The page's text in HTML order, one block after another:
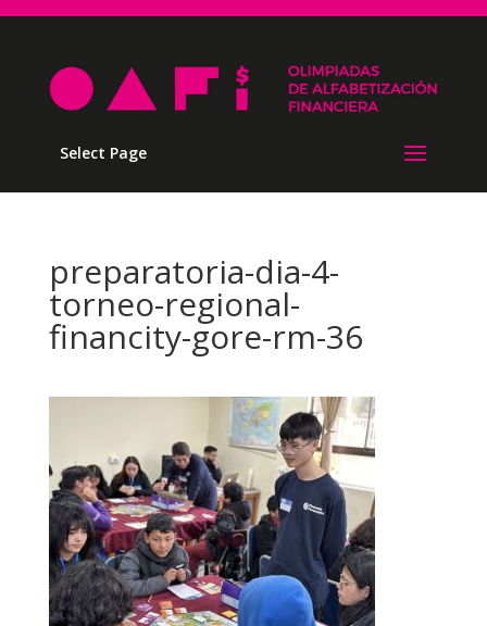
Select Page
preparatoria-dia-4-
torneo-regional-
financity-gore-rm-36